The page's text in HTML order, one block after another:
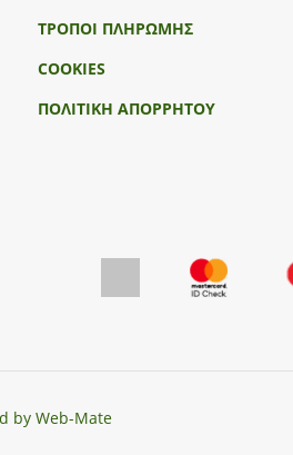
ΤΡΟΠΟΙ ΠΛΗΡΩΜΗΣ
COOKIES
ΠΟΛΙΤΙΚΗ ΑΠΟΡΡΗΤΟΥ
by Web-Mate